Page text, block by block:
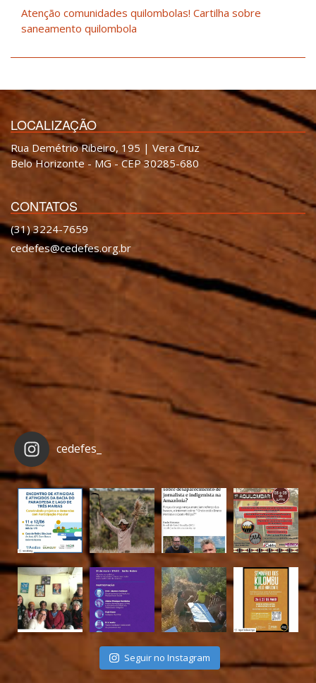
Atenção comunidades quilombolas! Cartilha sobre
saneamento quilombola
LOCALIZAÇÃO
Rua Demétrio Ribeiro, 195 | Vera Cruz
Belo Horizonte - MG - CEP 30285-680
CONTATOS
(31) 3224-7659
cedefes@cedefes.org.br
cedefes_
Seguir no Instagram